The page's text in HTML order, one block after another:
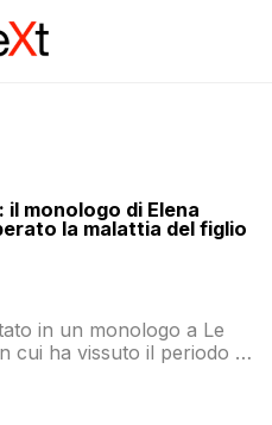
il monologo di Elena
la malattia del figlio
in un monologo a Le
cui ha vissuto il periodo di